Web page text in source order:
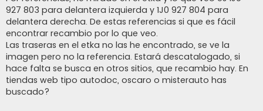
927 803 para delantera izquierda y 1J0 927 804 para
delantera derecha. De estas referencias si que es fácil
encontrar recambio por lo que veo.
Las traseras en el etka no las he encontrado, se ve la
imagen pero no la referencia. Estará descatalogado, si
hace falta se busca en otros sitios, que recambio hay. En
tiendas web tipo autodoc, oscaro o misterauto has
buscado?